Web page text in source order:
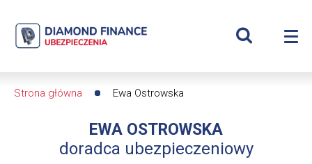
Ewa
Diamond
Finance
Wyświetl
nawigacyjna
Strona główna Ewa Ostrowska
EWA OSTROWSKA
doradca ubezpieczeniowy